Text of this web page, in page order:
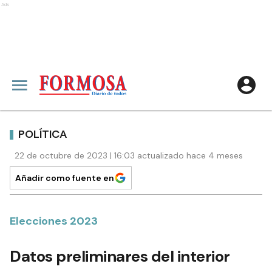
Ads
POLÍTICA
22 de octubre de 2023 | 16:03 actualizado hace 4 meses
Añadir como fuente en
Elecciones 2023
Datos preliminares del interior